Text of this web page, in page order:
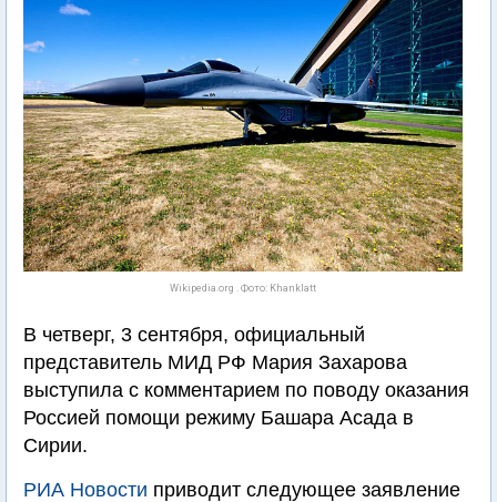
Wikipedia.org . Фото: Khanklatt
В четверг, 3 сентября, официальный
представитель МИД РФ Мария Захарова
выступила с комментарием по поводу оказания
Россией помощи режиму Башара Асада в
Сирии.
РИА Новости приводит следующее заявление